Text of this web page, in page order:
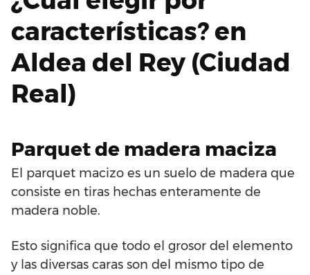
características? en
Aldea del Rey (Ciudad
Real)
Parquet de madera maciza
El parquet macizo es un suelo de madera que
consiste en tiras hechas enteramente de
madera noble.
Esto significa que todo el grosor del elemento
y las diversas caras son del mismo tipo de